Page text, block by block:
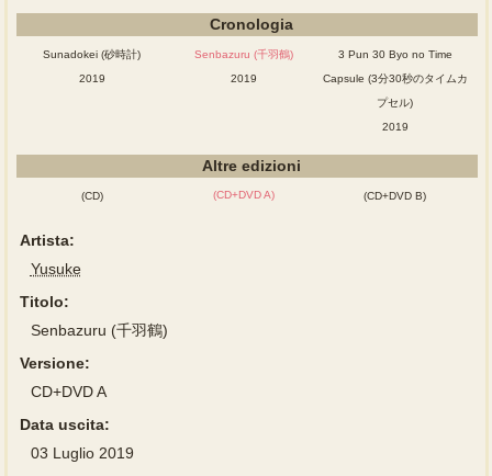
Cronologia
Sunadokei (砂時計)
2019
Senbazuru (千羽鶴)
2019
3 Pun 30 Byo no Time
Capsule (3分30秒のタイムカ
プセル)
2019
Altre edizioni
(CD) (CD+DVD A) (CD+DVD B)
Artista:
Yusuke
Titolo:
Senbazuru (千羽鶴)
Versione:
CD+DVD A
Data uscita:
03 Luglio 2019